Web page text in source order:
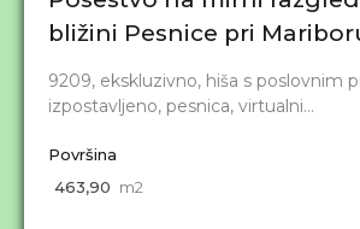
bližini Pesnice pri
9209, ekskluzivno, hiša s poslovnim
izpostavljeno, pesnica, virtualni…
Površina
463,90 m2
3.5- in 4-sobna stanovanja
4.5- in večja stanovanja
Zemljišča
Zemljišča